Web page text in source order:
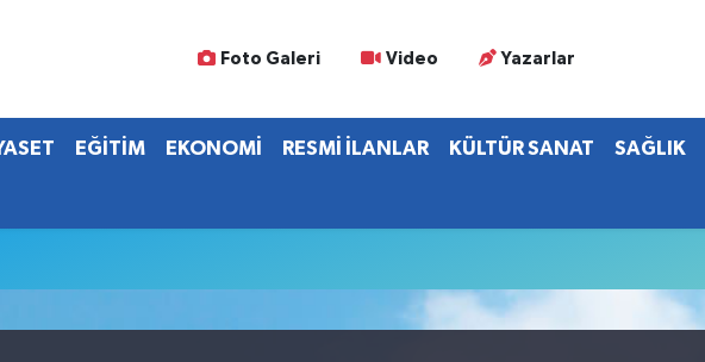
Foto Galeri Video Yazarlar
EĞİTİM EKONOMİ RESMİ İLANLAR KÜLTÜR SANAT SAĞLIK